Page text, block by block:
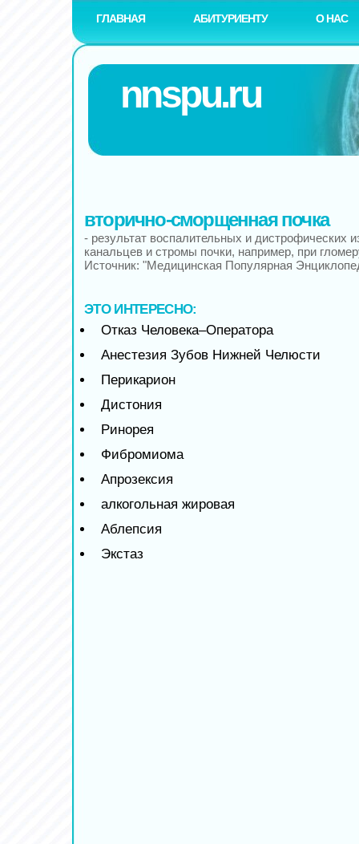
ГЛАВНАЯ АБИТУРИЕНТУ О НАС
nnspu.ru
вторично-сморщенная почка
- результат воспалительных и дистрофических
канальцев и стромы почки, например, при
Источник: "Медицинская Популярная
ЭТО ИНТЕРЕСНО:
Отказ Человека–Оператора
Анестезия Зубов Нижней Челюсти
Перикарион
Дистония
Ринорея
Фибромиома
Апрозексия
алкогольная жировая
Аблепсия
Экстаз